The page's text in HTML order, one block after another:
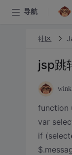
导航
社区
jsp跳
function
var
if